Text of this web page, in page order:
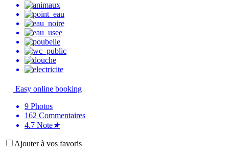
Easy online booking
9 Photos
162 Commentaires
4.7 Note★
Ajouter à vos favoris